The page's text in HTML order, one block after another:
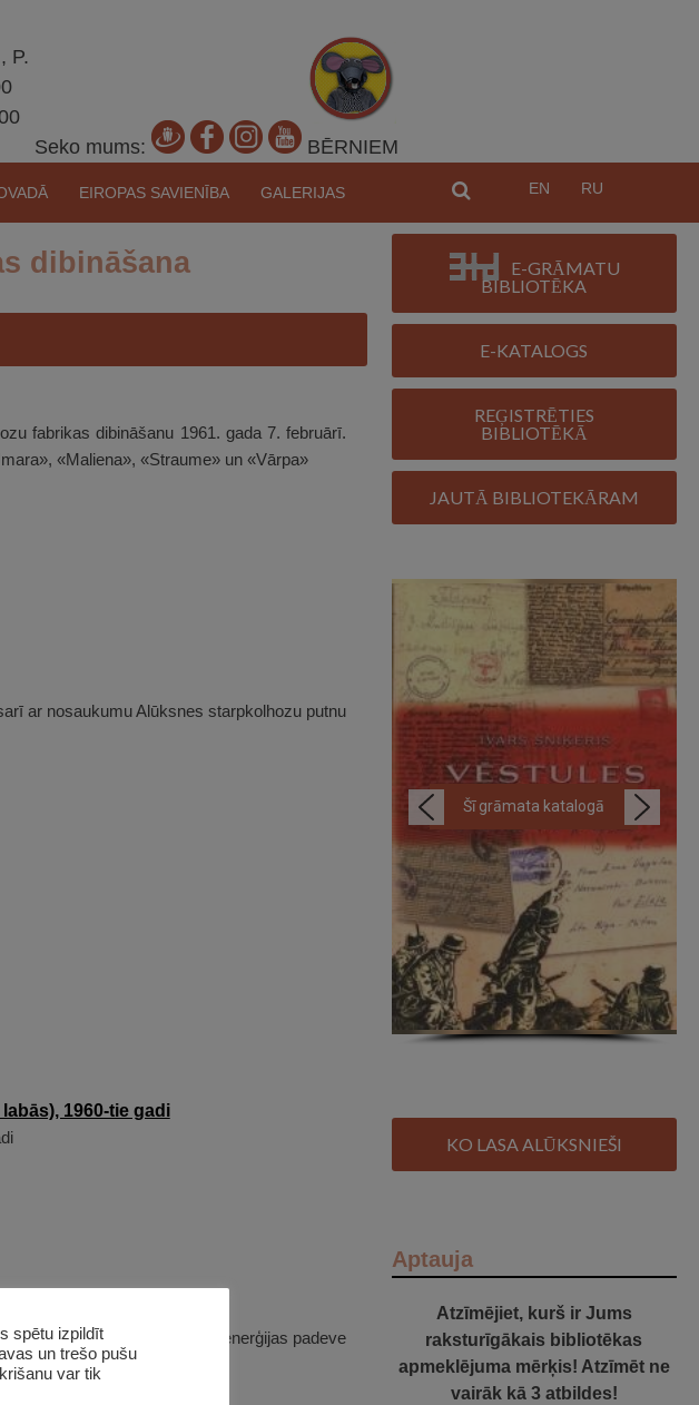
P.
Seko mums:
BĒRNIEM
EN RU
EIROPAS SAVIENĪBA GALERIJAS
dibināšana
fabrikas dibināšanu 1961. gada 7. februārī.
«Maliena», «Straume» un «Vārpa»
ar nosaukumu Alūksnes starpkolhozu putnu
apgaismojuma. Elektroenerģijas padeve
E-GRĀMATU
BIBLIOTĒKA
E-KATALOGS
REĢISTRĒTIES
BIBLIOTĒKĀ
JAUTĀ BIBLIOTEKĀRAM
Šī grāmata katalogā
KO LASA ALŪKSNIEŠI
Aptauja
Atzīmējiet, kurš ir Jums
raksturīgākais bibliotēkas
apmeklējuma mērķis! Atzīmēt ne
vairāk kā 3 atbildes!
spētu izpildīt
un trešo pušu
var tik